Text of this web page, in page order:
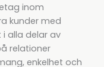
inom
kunder med
alla delar av
relationer
enkelhet och